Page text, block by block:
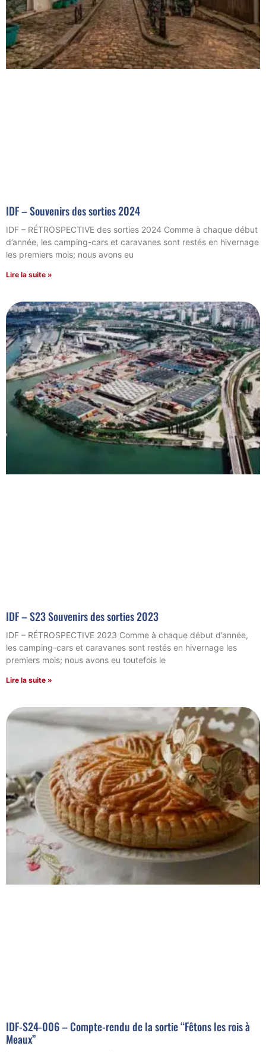
IDF – Souvenirs des sorties 2024
IDF – RÉTROSPECTIVE des sorties 2024 Comme à chaque début
d’année, les camping-cars et caravanes sont restés en hivernage
les premiers mois; nous avons eu
Lire la suite »
IDF – S23 Souvenirs des sorties 2023
IDF – RÉTROSPECTIVE 2023 Comme à chaque début d’année,
les camping-cars et caravanes sont restés en hivernage les
premiers mois; nous avons eu toutefois le
Lire la suite »
IDF-S24-006 – Compte-rendu de la sortie “Fêtons les rois à
Meaux”